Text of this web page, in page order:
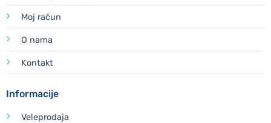
Moj račun
O nama
Kontakt
Informacije
Veleprodaja